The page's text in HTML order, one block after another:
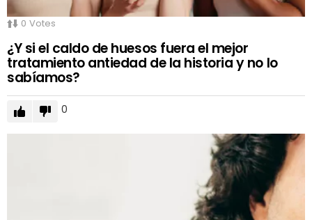
0 Votes
¿Y si el caldo de huesos fuera el mejor
tratamiento antiedad de la historia y no lo
sabíamos?
0